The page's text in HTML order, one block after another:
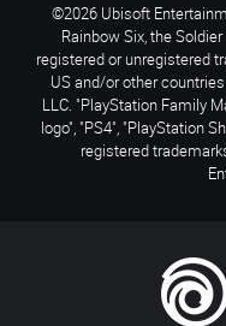
©2026 Ubisoft
Rainbow Six, the
registered or unregistered
US and/or other
LLC. "PlayStation Family
logo", "PS4", "PlayStation
registered